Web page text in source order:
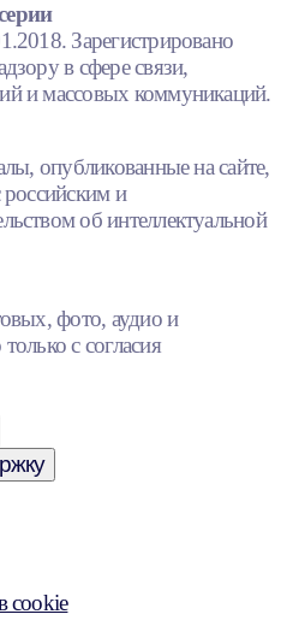
Зарегистрировано
в сфере связи,
и массовых коммуникаций.
опубликованные на сайте,
и
об интеллектуальной
фото, аудио и
с согласия
cookie